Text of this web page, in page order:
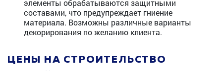
элементы обрабатываются защитными
составами, что предупреждает гниение
материала. Возможны различные варианты
декорирования по желанию клиента.
ЦЕНЫ НА СТРОИТЕЛЬСТВО